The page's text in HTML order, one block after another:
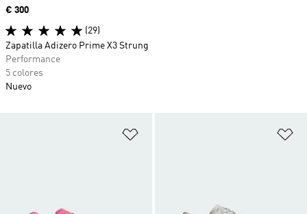
Precio
€ 300
(29)
Zapatilla Adizero Prime X3 Strung
Performance
5 colores
Nuevo